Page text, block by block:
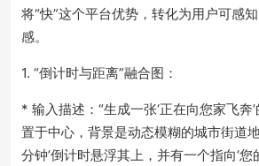
将“快”这个平台优势，转化为用户可感
感。
1. “倒计时与距离”融合图：
* 输入描述：“生成一张‘正在向您家飞奔
置于中心，背景是动态模糊的城市街道
分钟’倒计时悬浮其上，并有一个指向‘您